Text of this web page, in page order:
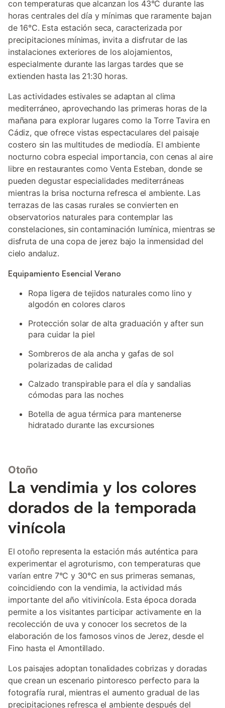
con temperaturas que alcanzan los 43°C durante las
horas centrales del día y mínimas que raramente bajan
de 16°C. Esta estación seca, caracterizada por
precipitaciones mínimas, invita a disfrutar de las
instalaciones exteriores de los alojamientos,
especialmente durante las largas tardes que se
extienden hasta las 21:30 horas.
Las actividades estivales se adaptan al clima
mediterráneo, aprovechando las primeras horas de la
mañana para explorar lugares como la Torre Tavira en
Cádiz, que ofrece vistas espectaculares del paisaje
costero sin las multitudes de mediodía. El ambiente
nocturno cobra especial importancia, con cenas al aire
libre en restaurantes como Venta Esteban, donde se
pueden degustar especialidades mediterráneas
mientras la brisa nocturna refresca el ambiente. Las
terrazas de las casas rurales se convierten en
observatorios naturales para contemplar las
constelaciones, sin contaminación lumínica, mientras se
disfruta de una copa de jerez bajo la inmensidad del
cielo andaluz.
Equipamiento Esencial Verano
Ropa ligera de tejidos naturales como lino y
algodón en colores claros
Protección solar de alta graduación y after sun
para cuidar la piel
Sombreros de ala ancha y gafas de sol
polarizadas de calidad
Calzado transpirable para el día y sandalias
cómodas para las noches
Botella de agua térmica para mantenerse
hidratado durante las excursiones
Otoño
La vendimia y los colores
dorados de la temporada
vinícola
El otoño representa la estación más auténtica para
experimentar el agroturismo, con temperaturas que
varían entre 7°C y 30°C en sus primeras semanas,
coincidiendo con la vendimia, la actividad más
importante del año vitivinícola. Esta época dorada
permite a los visitantes participar activamente en la
recolección de uva y conocer los secretos de la
elaboración de los famosos vinos de Jerez, desde el
Fino hasta el Amontillado.
Los paisajes adoptan tonalidades cobrizas y doradas
que crean un escenario pintoresco perfecto para la
fotografía rural, mientras el aumento gradual de las
precipitaciones refresca el ambiente después del